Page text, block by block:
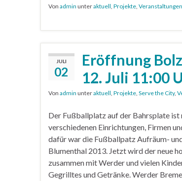
Von admin unteraktuell Projekte, Veranstaltungen
JULI
02
Eröffnung
12. Juli 11:00
Von admin unteraktuell Projekte, Serve the City,
Der Fußballplatz auf der Bahrsplate
verschiedenen Einrichtungen, Firmen
dafür war die Fußballpatz Aufräum-
Blumenthal 2013. Jetzt wird der neue
zusammen mit Werder und vielen
Gegrilltes und Getränke. Werder